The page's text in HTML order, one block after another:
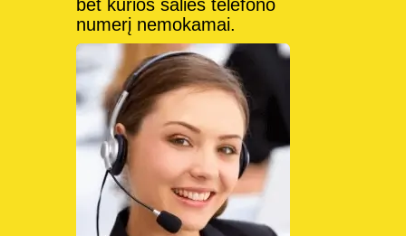
bet kurios šalies telefono
numerį nemokamai.